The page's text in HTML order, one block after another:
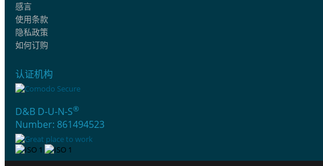
感言
使用条款
隐私政策
如何订购
认证机构
D&B D-U-N-S®
Number: 861494523